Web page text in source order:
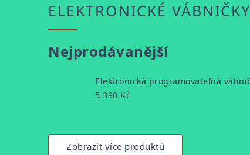
ELEKTRONICKÉ VÁBNIČKY
Nejprodávanější
5 390 Kč
Zobrazit více produktů